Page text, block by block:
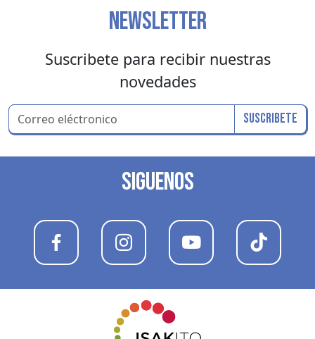
NEWSLETTER
Suscribete para recibir nuestras
novedades
Suscribete
SIGUENOS